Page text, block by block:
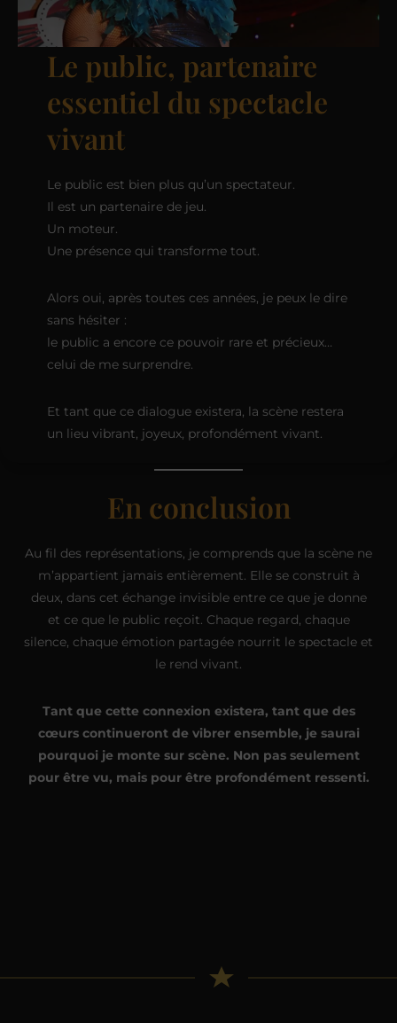
Le public, partenaire
essentiel du spectacle
vivant
Le public est bien plus qu’un spectateur.
Il est un partenaire de jeu.
Un moteur.
Une présence qui transforme tout.
Alors oui, après toutes ces années, je peux le dire
sans hésiter :
le public a encore ce pouvoir rare et précieux…
celui de me surprendre.
Et tant que ce dialogue existera, la scène restera
un lieu vibrant, joyeux, profondément vivant.
En conclusion
Au fil des représentations, je comprends que la scène ne
m’appartient jamais entièrement. Elle se construit à
deux, dans cet échange invisible entre ce que je donne
et ce que le public reçoit. Chaque regard, chaque
silence, chaque émotion partagée nourrit le spectacle et
le rend vivant.
Tant que cette connexion existera, tant que des
cœurs continueront de vibrer ensemble, je saurai
pourquoi je monte sur scène. Non pas seulement
pour être vu, mais pour être profondément ressenti.